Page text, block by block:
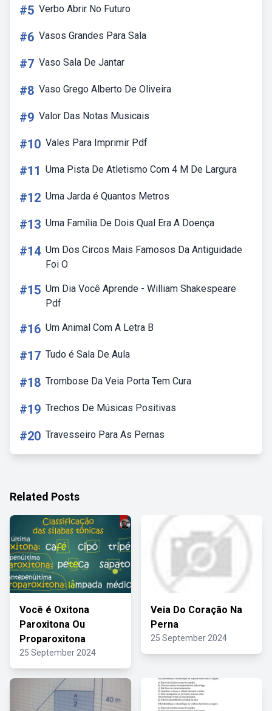
#5 Verbo Abrir No Futuro
#6 Vasos Grandes Para Sala
#7 Vaso Sala De Jantar
#8 Vaso Grego Alberto De Oliveira
#9 Valor Das Notas Musicais
#10 Vales Para Imprimir Pdf
#11 Uma Pista De Atletismo Com 4 M De Largura
#12 Uma Jarda é Quantos Metros
#13 Uma Família De Dois Qual Era A Doença
#14 Um Dos Circos Mais Famosos Da Antiguidade
Foi O
#15 Um Dia Você Aprende - William Shakespeare
Pdf
#16 Um Animal Com A Letra B
#17 Tudo é Sala De Aula
#18 Trombose Da Veia Porta Tem Cura
#19 Trechos De Músicas Positivas
#20 Travesseiro Para As Pernas
Related Posts
Você é Oxitona
Paroxitona Ou
Proparoxitona
25 September 2024
Veia Do Coração Na
Perna
25 September 2024